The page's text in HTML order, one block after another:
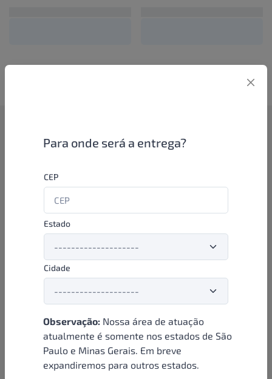
Para onde será a entrega?
CEP
Estado
Cidade
Observação: Nossa área de atuação
atualmente é somente nos estados de São
Paulo e Minas Gerais. Em breve
expandiremos para outros estados.
Como funciona
aproveitar as promoções e ofertas direto das indústrias de
beleza e higiene em nossa plataforma. E o melhor: você continua
comprando de seus distribuidores parceiros e encontra novos
distribuidores para comprar cada vez com mais praticidade e
agilidade. Aproveite!
Formas de pagamento
Institucional
Sobre nós
Condições e termos